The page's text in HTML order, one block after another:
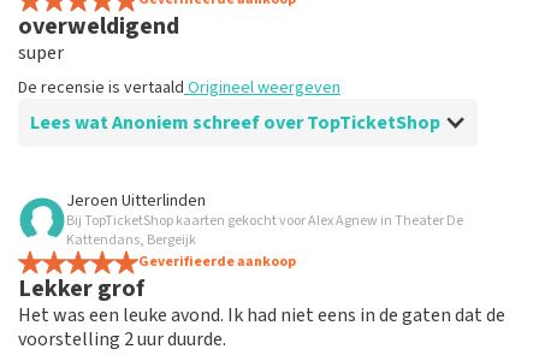
overweldigend
super
De recensie is vertaald Origineel weergeven
Lees wat Anoniem schreef over TopTicketShop
Beoordeling van Anoniem over
Prima
De recensie is vertaaldOrigineel weergeven
Jeroen Uitterlinden
Bij TopTicketShop kaarten gekocht voor Alex Agnew in Theater De
Kattendans, Bergeijk
Geverifieerde aankoop
Lekker grof
Het was een leuke avond. Ik had niet eens in de gaten dat de
voorstelling 2 uur duurde.